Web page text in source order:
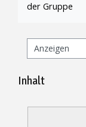
der Gruppe
Inhalt